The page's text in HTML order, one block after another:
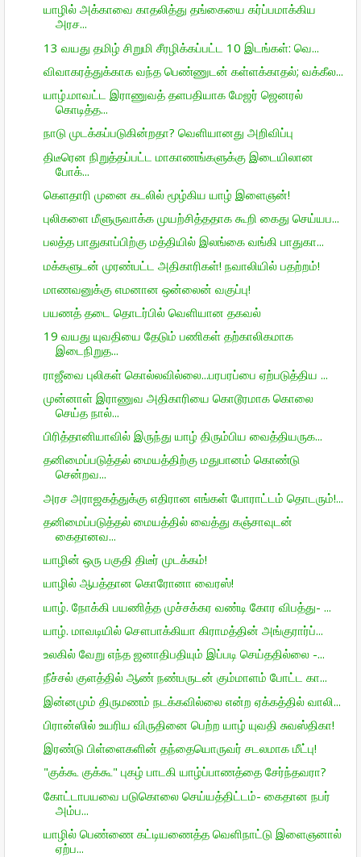
யாழில் அக்காவை காதலித்து தங்கையை கர்ப்பமாக்கிய
அரச...
13 வயது தமிழ் சிறுமி சீரழிக்கப்பட்ட 10 இடங்கள்: வெ...
விவாகரத்துக்காக வந்த பெண்ணுடன் கள்ளக்காதல்; வக்கீல...
யாழ்.மாவட்ட இராணுவத் தளபதியாக மேஜர் ஜெனரல்
கொடித்த...
நாடு முடக்கப்படுகின்றதா? வெளியானது அறிவிப்பு
திடீரென நிறுத்தப்பட்ட மாகாணங்களுக்கு இடையிலான
போக்...
கெளதாரி முனை கடலில் மூழ்கிய யாழ் இளைஞன்!
புலிகளை மீளுருவாக்க முயற்சித்ததாக கூறி கைது செய்யப...
பலத்த பாதுகாப்பிற்கு மத்தியில் இலங்கை வங்கி பாதுகா...
மக்களுடன் முரண்பட்ட அதிகாரிகள்! நவாலியில் பதற்றம்!
மாணவனுக்கு எமனான ஒன்லைன் வகுப்பு!
பயணத் தடை தொடர்பில் வெளியான தகவல்
19 வயது யுவதியை தேடும் பணிகள் தற்காலிகமாக
இடைநிறுத...
ராஜீவை புலிகள் கொல்லவில்லை...பரபரப்பை ஏற்படுத்திய ...
முன்னாள் இராணுவ அதிகாரியை கொடூரமாக கொலை
செய்த நால்...
பிரித்தானியாவில் இருந்து யாழ் திரும்பிய வைத்தியருக...
தனிமைப்படுத்தல் மையத்திற்கு மதுபானம் கொண்டு
சென்றவ...
அரச அராஜகத்துக்கு எதிரான எங்கள் போராட்டம் தொடரும்!...
தனிமைப்படுத்தல் மையத்தில் வைத்து கஞ்சாவுடன்
கைதானவ...
யாழின் ஒரு பகுதி திடீர் முடக்கம்!
யாழில் ஆபத்தான கொரோனா வைரஸ்!
யாழ். நோக்கி பயணித்த முச்சக்கர வண்டி கோர விபத்து- ...
யாழ். மாவடியில் சௌபாக்கியா கிராமத்தின் அங்குரார்ப்...
உலகில் வேறு எந்த ஜனாதிபதியும் இப்படி செய்ததில்லை -...
நீச்சல் குளத்தில் ஆண் நண்பருடன் கும்மாளம் போட்ட கா...
இன்னமும் திருமணம் நடக்கவில்லை என்ற ஏக்கத்தில் வாலி...
பிரான்ஸில் உயரிய விருதினை பெற்ற யாழ் யுவதி சுவஸ்திகா!
இரண்டு பிள்ளைகளின் தந்தையொருவர் சடலமாக மீட்பு!
"குக்கூ குக்கூ" புகழ் பாடகி யாழ்ப்பாணத்தை சேர்ந்தவரா?
கோட்டாபயவை படுகொலை செய்யத்திட்டம்- கைதான நபர்
அம்ப...
யாழில் பெண்ணை கட்டியணைத்த வெளிநாட்டு இளைஞனால்
ஏற்ப...